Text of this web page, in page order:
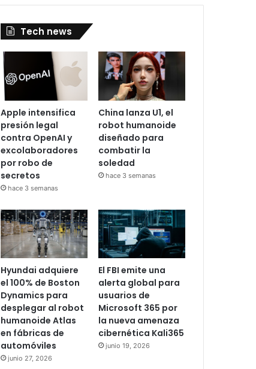
Tech news
Apple intensifica
presión legal
contra OpenAI y
excolaboradores
por robo de
secretos
hace 3 semanas
China lanza U1, el
robot humanoide
diseñado para
combatir la
soledad
hace 3 semanas
Hyundai adquiere
el 100% de Boston
Dynamics para
desplegar al robot
humanoide Atlas
en fábricas de
automóviles
junio 27, 2026
El FBI emite una
alerta global para
usuarios de
Microsoft 365 por
la nueva amenaza
cibernética Kali365
junio 19, 2026